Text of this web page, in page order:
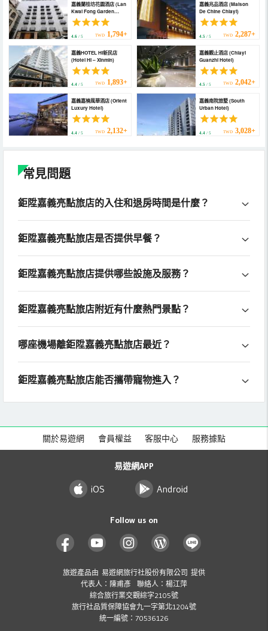
嘉義蘭桂坊花園酒店 (Lan
Kwai Fong Garden
Hotel)
4.6 / 5 TWD 1,794+
嘉義兆品酒店 (Maison
De Chine Chiayi)
4.5/ 5 TWD 2,287+
嘉義HOTEL HI新民店
(Hotel Hi – Xinmin)
4.4 / 5 TWD 1,893+
嘉義觀止酒店 (Chiayi
Guanzhi Hotel)
4.5/ 5 TWD 2,042+
嘉義嘉楠風華酒店 (Orient
Luxury Hotel)
4.4 / 5 TWD 2,132+
嘉義南院旅墅 (South
Urban Hotel)
4.4/ 5 TWD 3,028+
常見問題
鉅陞嘉義亮點旅店的入住和退房時間是什麼？
鉅陞嘉義亮點旅店是否提供早餐？
鉅陞嘉義亮點旅店提供哪些設施及服務？
鉅陞嘉義亮點旅店附近有什麼熱門景點？
哪座機場離鉅陞嘉義亮點旅店最近？
鉅陞嘉義亮點旅店能否攜帶寵物進入？
關於易遊網 會員權益 客服中心 服務據點
易遊網APP
iOS Android
Follow us on
旅遊產品由 易遊網旅行社股份有限公司 提供
代表人：陳甫彥 聯絡人：楊江萍
綜合旅行業交觀綜字2105號
旅行社品質保障協會九一字第北1204號
統一編號：70536126